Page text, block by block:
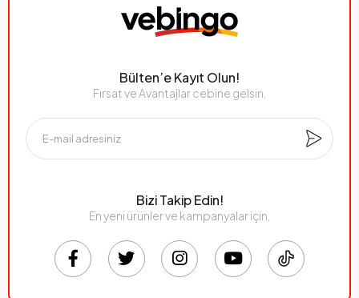
Bülten’e Kayıt Olun!
Fırsat ve Avantajlar cebine gelsin.
Bizi Takip Edin!
En yeni ürünler ve kampanyalar için,